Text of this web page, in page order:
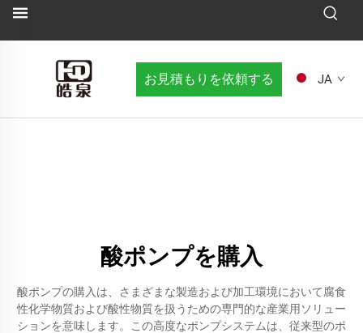
お見積もりを依頼する JA
酸ポンプを購入
酸ポンプの購入は、さまざまな製造および加工環境において腐食
性化学物質および酸性物質を扱うための専門的な産業用ソリュー
ションを意味します。この高度なポンプシステムは、従来型のポ